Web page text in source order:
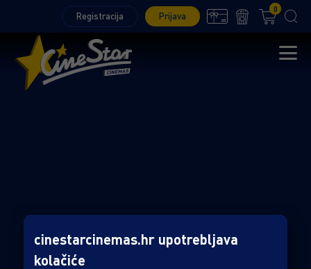
Registracija Prijava
0
cinestarcinemas.hr upotrebljava
kolačiće